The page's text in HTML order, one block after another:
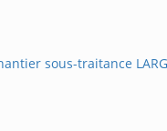
sous-traitance